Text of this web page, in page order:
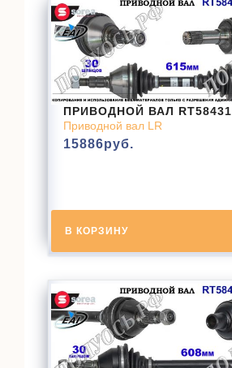
ПРИВОДНОЙ ВАЛ RT58431
Приводной вал LR
15886руб.
В КОРЗИНУ